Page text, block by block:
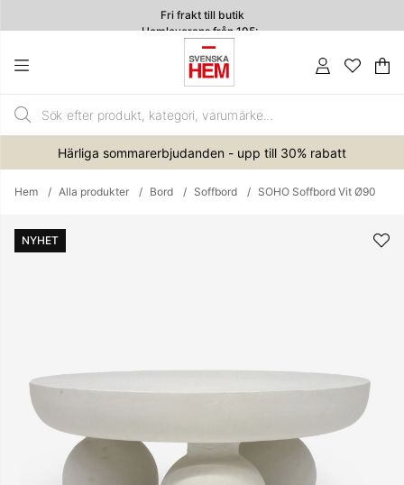
Fri frakt till butik
Hemleverans från 195:-
.
Härliga sommarerbjudanden - upp till 30% rabatt
Hem Alla produkter Bord Soffbord SOHO Soffbord Vit Ø90
NYHET
Produktbilder